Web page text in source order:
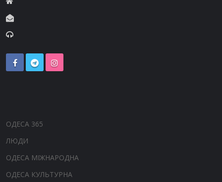
ОДЕСА 365
ЛЮДИ
ОДЕСА МІЖНАРОДНА
ОДЕСА КУЛЬТУРНА